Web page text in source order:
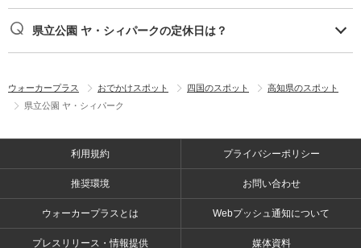
県立公園 ヤ・シィパークの定休日は？
ウォーカープラス おでかけスポット 四国のスポット
高知県のスポット
県立公園 ヤ・シィパーク
利用規約 プライバシーポリシー
推奨環境 お問い合わせ
ウォーカープラスとは Webプッシュ通知について
プレスリリース・情報提供 媒体資料